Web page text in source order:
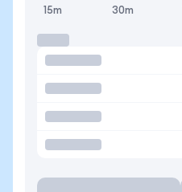
15m 30m